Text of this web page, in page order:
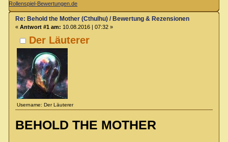
Rollenspiel-Bewertungen.de
Der Läuterer
Username: Der Läuterer
Re: Behold the Mother (Cthulhu) / Bewertung & Rezensionen
« Antwort #1 am: 10.08.2016 | 07:32 »
BEHOLD THE MOTHER